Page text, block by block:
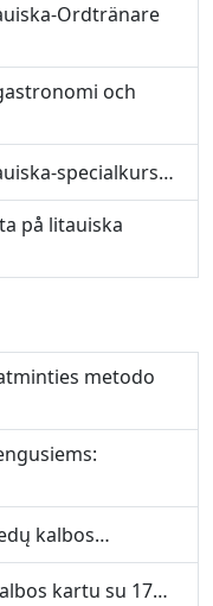
Ordtränare
och
specialkurs…
på litauiska
metodo
kalbos…
kartu su 17…